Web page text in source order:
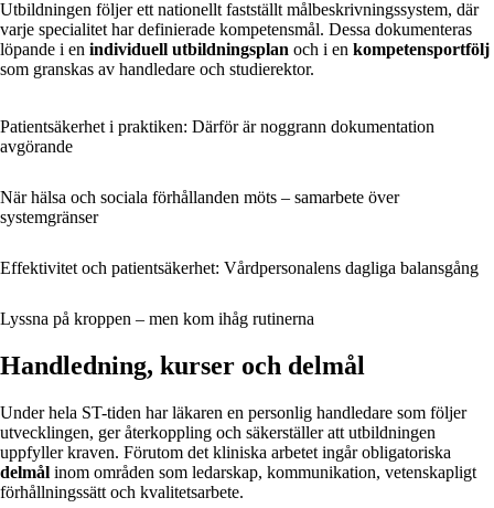
Utbildningen följer ett nationellt fastställt målbeskrivningssystem, där
varje specialitet har definierade kompetensmål. Dessa dokumenteras
löpande i en individuell utbildningsplan och i en kompetensportfölj
som granskas av handledare och studierektor.
Patientsäkerhet i praktiken: Därför är noggrann dokumentation
avgörande
När hälsa och sociala förhållanden möts – samarbete över
systemgränser
Effektivitet och patientsäkerhet: Vårdpersonalens dagliga balansgång
Lyssna på kroppen – men kom ihåg rutinerna
Handledning, kurser och delmål
Under hela ST-tiden har läkaren en personlig handledare som följer
utvecklingen, ger återkoppling och säkerställer att utbildningen
uppfyller kraven. Förutom det kliniska arbetet ingår obligatoriska
delmål inom områden som ledarskap, kommunikation, vetenskapligt
förhållningssätt och kvalitetsarbete.